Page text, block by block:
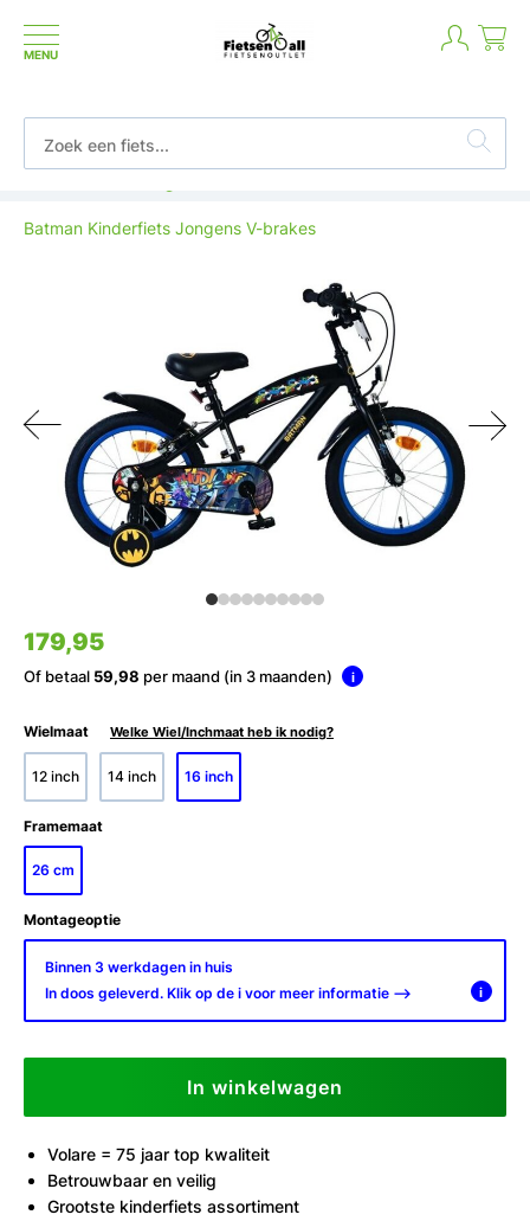
MENU
Batman Kinderfiets Jongens V-brakes
179,95
Of betaal59,98 per maand (in 3 maanden) i
Wielmaat Welke Wiel/Inchmaat heb ik nodig?
12 inch 14 inch 16 inch
Framemaat
26 cm
Montageoptie
Binnen 3 werkdagen in huis
In doos geleverd. Klik op de i voor meer informatie -->
i
In winkelwagen
Volare = 75 jaar top kwaliteit
Betrouwbaar en veilig
Grootste kinderfiets assortiment